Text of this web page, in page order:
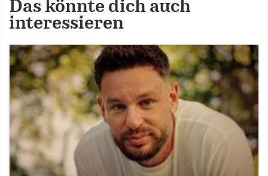
Das könnte dich auch
interessieren